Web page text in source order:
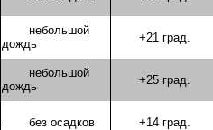
небольшой
дождь
+21 град.
небольшой
дождь
+25 град.
без осадков +14 град.